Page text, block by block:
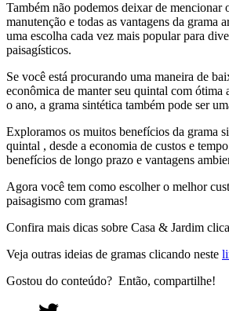
Também não podemos deixar de mencionar
manutenção e todas as vantagens da grama
uma escolha cada vez mais popular para
paisagísticos.
Se você está procurando uma maneira de
econômica de manter seu quintal com ótima
o ano, a grama sintética também pode ser
Exploramos os muitos benefícios da grama
quintal , desde a economia de custos e
benefícios de longo prazo e vantagens
Agora você tem como escolher o melhor
paisagismo com gramas!
Confira mais dicas sobre Casa & Jardim
Veja outras ideias de gramas clicando neste
Gostou do conteúdo? Então, compartilhe!